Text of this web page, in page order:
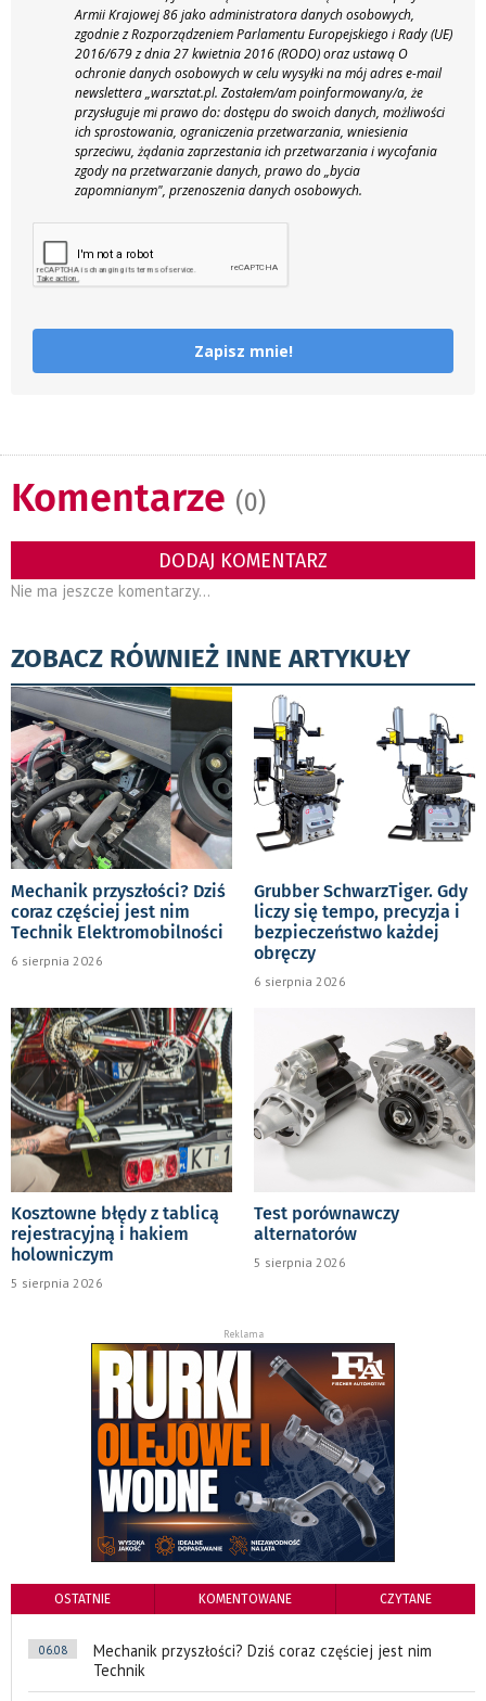
Armii Krajowej 86 jako administratora danych osobowych,
zgodnie z Rozporządzeniem Parlamentu Europejskiego i Rady (UE)
2016/679 z dnia 27 kwietnia 2016 (RODO) oraz ustawą O
ochronie danych osobowych w celu wysyłki na mój adres e-mail
newslettera „warsztat.pl. Zostałem/am poinformowany/a, że
przysługuje mi prawo do: dostępu do swoich danych, możliwości
ich sprostowania, ograniczenia przetwarzania, wniesienia
sprzeciwu, żądania zaprzestania ich przetwarzania i wycofania
zgody na przetwarzanie danych, prawo do „bycia
zapomnianym", przenoszenia danych osobowych.
Zapisz mnie!
Komentarze (0)
DODAJ KOMENTARZ
Nie ma jeszcze komentarzy...
ZOBACZ RÓWNIEŻ INNE ARTYKUŁY
Mechanik przyszłości? Dziś
coraz częściej jest nim
Technik Elektromobilności
6 sierpnia 2026
Grubber SchwarzTiger. Gdy
liczy się tempo, precyzja i
bezpieczeństwo każdej
obręczy
6 sierpnia 2026
Kosztowne błędy z tablicą
rejestracyjną i hakiem
holowniczym
5 sierpnia 2026
Test porównawczy
alternatorów
5 sierpnia 2026
Reklama
OSTATNIE KOMENTOWANE CZYTANE
06.08
Mechanik przyszłości? Dziś coraz częściej jest nim
Technik